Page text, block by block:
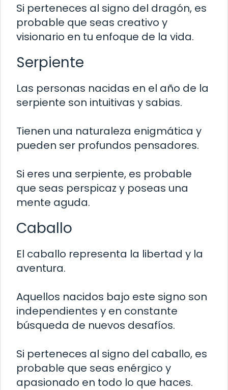
Si perteneces al signo del dragón, es
probable que seas creativo y
visionario en tu enfoque de la vida.
Serpiente
Las personas nacidas en el año de la
serpiente son intuitivas y sabias.
Tienen una naturaleza enigmática y
pueden ser profundos pensadores.
Si eres una serpiente, es probable
que seas perspicaz y poseas una
mente aguda.
Caballo
El caballo representa la libertad y la
aventura.
Aquellos nacidos bajo este signo son
independientes y en constante
búsqueda de nuevos desafíos.
Si perteneces al signo del caballo, es
probable que seas enérgico y
apasionado en todo lo que haces.